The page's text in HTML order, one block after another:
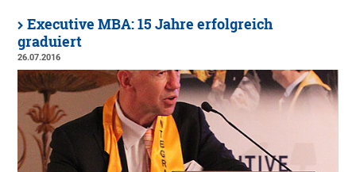
Executive MBA: 15 Jahre erfolgreich
graduiert
26.07.2016